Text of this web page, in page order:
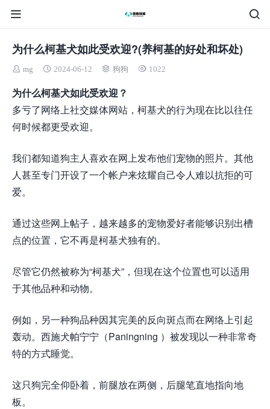
为什么柯基犬如此受欢迎?(养柯基的好处和坏处)
mg 2024-06-12 狗狗 1022
为什么柯基犬如此受欢迎？
多亏了网络上社交媒体网站，柯基犬的行为现在比以往任
何时候都更受欢迎。
我们都知道狗主人喜欢在网上发布他们宠物的照片。其他
人甚至专门开设了一个帐户来炫耀自己令人难以抗拒的可
爱。
通过这些网上帖子，越来越多的宠物爱好者能够识别出槽
点的位置，它不再是柯基犬独有的。
尽管它仍然被称为“柯基犬”，但现在这个位置也可以适用
于其他品种和动物。
例如，另一种狗品种因其完美的反向斑点而在网络上引起
轰动。西施犬帕宁宁​​（Paningning ）被发现以一种非常奇
特的方式睡觉。
这只狗完全仰卧着，前腿放在两侧，后腿笔直地指向地
板。